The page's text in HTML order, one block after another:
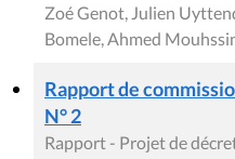
Zoé Genot, Julien
Bomele, Ahmed
Rapport de
N° 2
Rapport - Projet de